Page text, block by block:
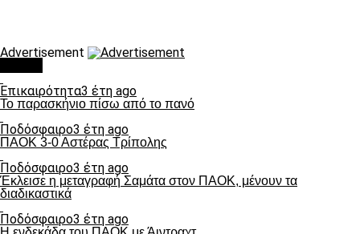
Advertisement
Επικαιρότητα3 έτη ago
Το παρασκήνιο πίσω από το πανό
Ποδόσφαιρο3 έτη ago
ΠΑΟΚ 3-0 Αστέρας Τρίπολης
Ποδόσφαιρο3 έτη ago
Έκλεισε η μεταγραφή Σαμάτα στον ΠΑΟΚ, μένουν τα
διαδικαστικά
Ποδόσφαιρο3 έτη ago